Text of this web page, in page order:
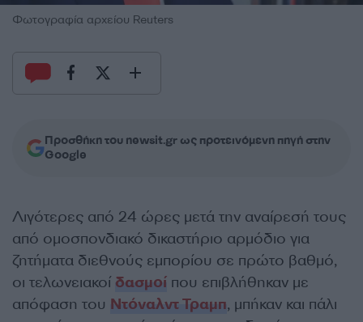
Φωτογραφία αρχείου Reuters
Προσθήκη του newsit.gr ως προτεινόμενη πηγή στην
Google
Λιγότερες από 24 ώρες μετά την αναίρεσή τους
από ομοσπονδιακό δικαστήριο αρμόδιο για
ζητήματα διεθνούς εμπορίου σε πρώτο βαθμό,
οι τελωνειακοί δασμοί που επιβλήθηκαν με
απόφαση του Ντόναλντ Τραμπ, μπήκαν και πάλι